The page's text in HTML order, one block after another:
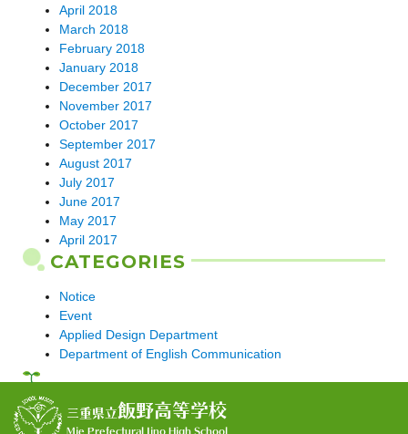
April 2018
March 2018
February 2018
January 2018
December 2017
November 2017
October 2017
September 2017
August 2017
July 2017
June 2017
May 2017
April 2017
CATEGORIES
Notice
Event
Applied Design Department
Department of English Communication
三重県立飯野高等学校
Mie Prefectural Iino High School